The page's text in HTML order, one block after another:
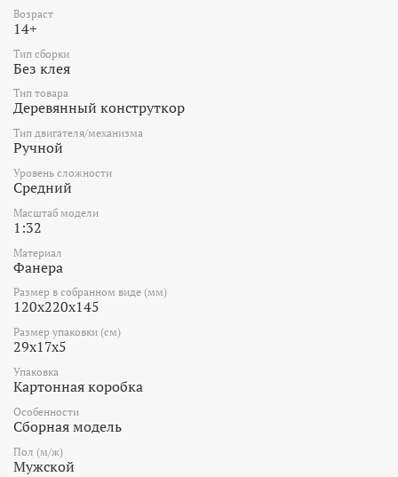
Возраст
14+
Тип сборки
Без клея
Тип товара
Деревянный конструткор
Тип двигателя/механизма
Ручной
Уровень сложности
Средний
Масштаб модели
1:32
Материал
Фанера
Размер в собранном виде (мм)
120х220х145
Размер упаковки (см)
29x17x5
Упаковка
Картонная коробка
Особенности
Сборная модель
Пол (м/ж)
Мужской